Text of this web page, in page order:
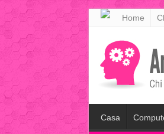
meritking
giriş
kingroyal
giriş
Home
Casa